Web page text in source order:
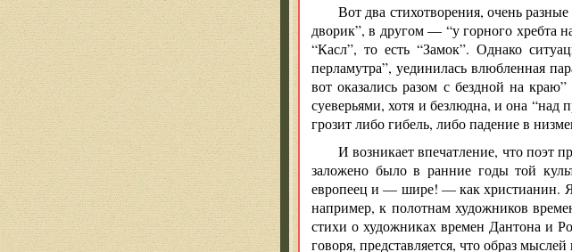
Вот два стихотворения, очень
дворик”, в другом — “у горного хребта
“Касл”, то есть “Замок”. Однако
перламутра”, уединилась влюбленная
вот оказались разом с бездной на
суеверьями, хотя и безлюдна, и она
грозит либо гибель, либо падение в
И возникает впечатление, что поэт
заложено было в ранние годы той
европеец и — шире! — как христианин.
например, к полотнам художников
стихи о художниках времен Дантона и
говоря, представляется, что образ